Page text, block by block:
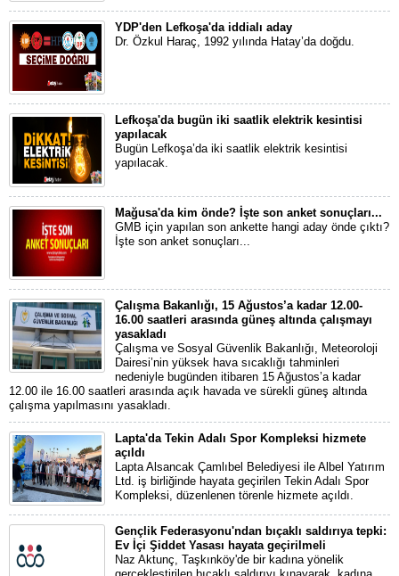
YDP'den Lefkoşa'da iddialı aday
Dr. Özkul Haraç, 1992 yılında Hatay’da doğdu.
Lefkoşa'da bugün iki saatlik elektrik kesintisi
yapılacak
Bugün Lefkoşa’da iki saatlik elektrik kesintisi
yapılacak.
Mağusa'da kim önde? İşte son anket sonuçları...
GMB için yapılan son ankette hangi aday önde çıktı?
İşte son anket sonuçları...
Çalışma Bakanlığı, 15 Ağustos’a kadar 12.00-
16.00 saatleri arasında güneş altında çalışmayı
yasakladı
Çalışma ve Sosyal Güvenlik Bakanlığı, Meteoroloji
Dairesi’nin yüksek hava sıcaklığı tahminleri
nedeniyle bugünden itibaren 15 Ağustos’a kadar
12.00 ile 16.00 saatleri arasında açık havada ve sürekli güneş altında
çalışma yapılmasını yasakladı.
Lapta'da Tekin Adalı Spor Kompleksi hizmete
açıldı
Lapta Alsancak Çamlıbel Belediyesi ile Albel Yatırım
Ltd. iş birliğinde hayata geçirilen Tekin Adalı Spor
Kompleksi, düzenlenen törenle hizmete açıldı.
Gençlik Federasyonu'ndan bıçaklı saldırıya tepki:
Ev İçi Şiddet Yasası hayata geçirilmeli
Naz Aktunç, Taşkınköy'de bir kadına yönelik